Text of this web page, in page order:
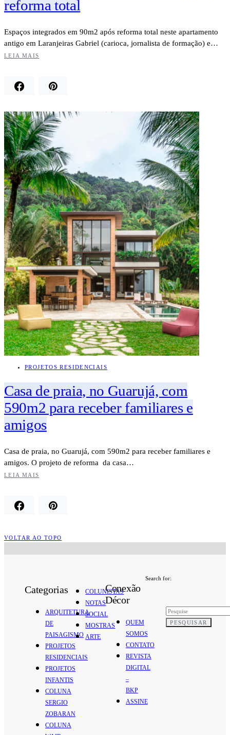
reforma total
Espaços integrados em 90m2 após reforma total neste apartamento
antigo em Laranjeiras Gabriel (carioca, jornalista de formação) e…
LEIA MAIS
PROJETOS RESIDENCIAIS
Casa de praia, no Guarujá, com
590m2 para receber familiares e
amigos
Casa de praia, no Guarujá, com 590m2 para receber familiares e
amigos. O projeto de reforma da casa…
LEIA MAIS
VOLTAR AO TOPO
Categorias
ARQUITETURA
DE
PAISAGISMO
PROJETOS
RESIDENCIAIS
PROJETOS
INFANTIS
COLUNA
SERGIO
ZOBARAN
COLUNA
COLUNISTAS
NOTAS
SOCIAL
MOSTRAS
ARTE
Conexão
Décor
QUEM
SOMOS
CONTATO
REVISTA
DIGITAL
–
BKP
ASSINE
Search for:
PESQUISAR